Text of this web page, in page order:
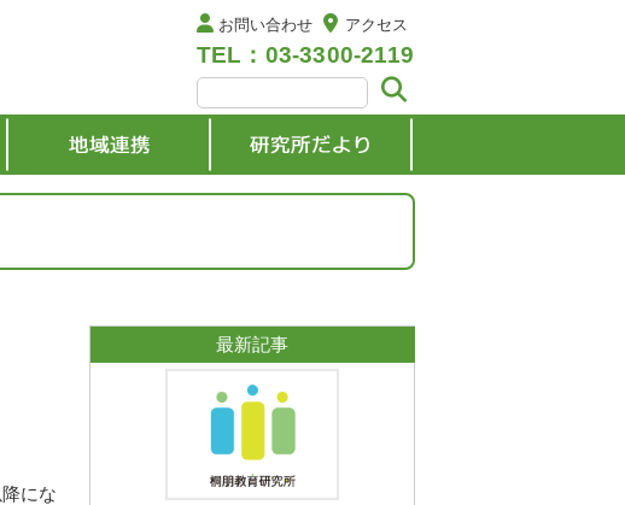
お問い合わせ アクセス
TEL：03-3300-2119
にな
最新記事